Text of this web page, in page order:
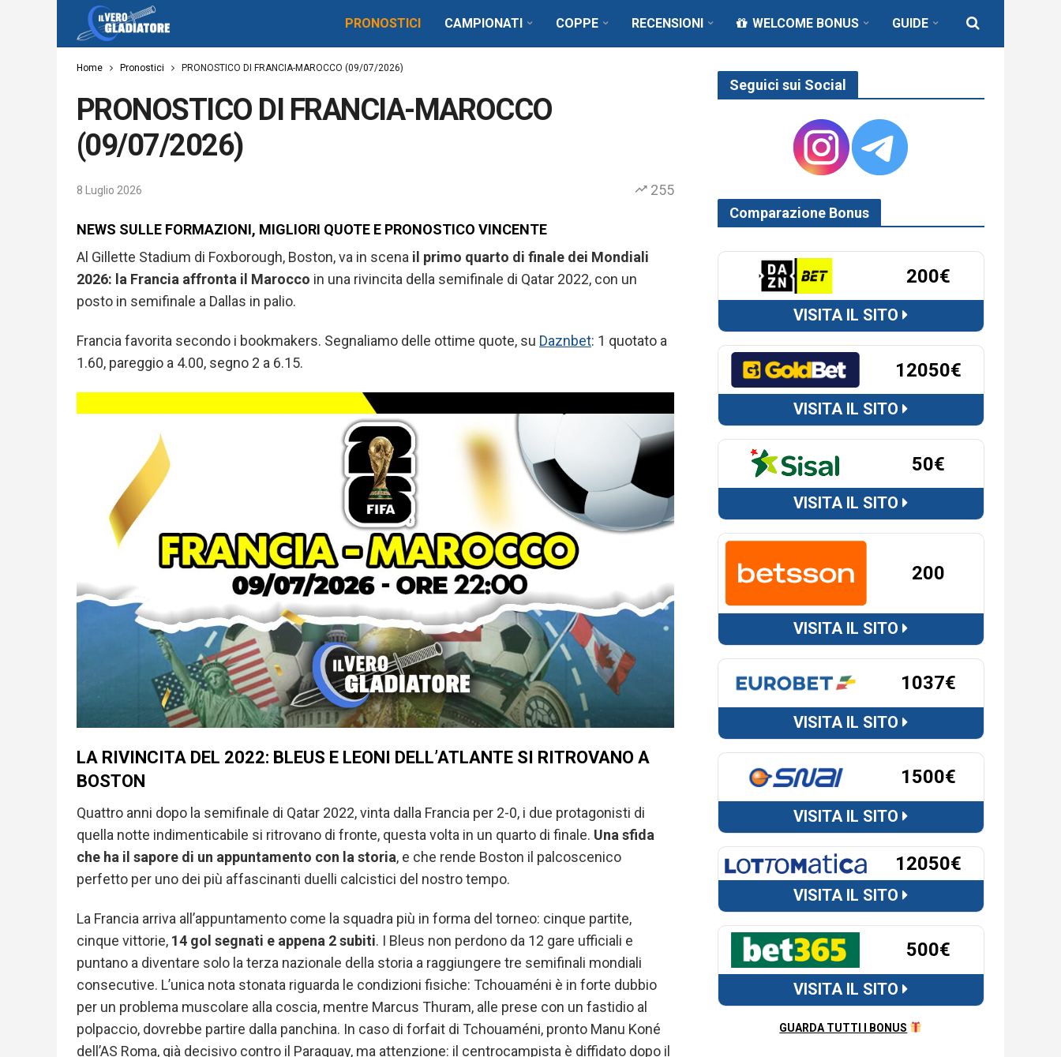
PRONOSTICI CAMPIONATI COPPE RECENSIONI WELCOME BONUS GUIDE
Home Pronostici PRONOSTICO DI FRANCIA-MAROCCO (09/07/2026)
PRONOSTICO DI FRANCIA-MAROCCO
(09/07/2026)
8 Luglio 2026 255
NEWS SULLE FORMAZIONI, MIGLIORI QUOTE E PRONOSTICO VINCENTE
Al Gillette Stadium di Foxborough, Boston, va in scena il primo quarto di finale dei Mondiali
2026: la Francia affronta il Marocco in una rivincita della semifinale di Qatar 2022, con un
posto in semifinale a Dallas in palio.
Francia favorita secondo i bookmakers. Segnaliamo delle ottime quote, su Daznbet: 1 quotato a
1.60, pareggio a 4.00, segno 2 a 6.15.
LA RIVINCITA DEL 2022: BLEUS E LEONI DELL’ATLANTE SI RITROVANO A
BOSTON
Quattro anni dopo la semifinale di Qatar 2022, vinta dalla Francia per 2-0, i due protagonisti di
quella notte indimenticabile si ritrovano di fronte, questa volta in un quarto di finale. Una sfida
che ha il sapore di un appuntamento con la storia, e che rende Boston il palcoscenico
perfetto per uno dei più affascinanti duelli calcistici del nostro tempo.
La Francia arriva all’appuntamento come la squadra più in forma del torneo: cinque partite,
cinque vittorie, 14 gol segnati e appena 2 subiti. I Bleus non perdono da 12 gare ufficiali e
puntano a diventare solo la terza nazionale della storia a raggiungere tre semifinali mondiali
consecutive. L’unica nota stonata riguarda le condizioni fisiche: Tchouaméni è in forte dubbio
per un problema muscolare alla coscia, mentre Marcus Thuram, alle prese con un fastidio al
polpaccio, dovrebbe partire dalla panchina. In caso di forfait di Tchouaméni, pronto Manu Koné
dell’AS Roma, già decisivo contro il Paraguay, ma attenzione: il centrocampista è diffidato dopo il
Seguici sui Social
Comparazione Bonus
200€
VISITA IL SITO
12050€
VISITA IL SITO
50€
VISITA IL SITO
200
VISITA IL SITO
1037€
VISITA IL SITO
1500€
VISITA IL SITO
12050€
VISITA IL SITO
500€
VISITA IL SITO
GUARDA TUTTI I BONUS